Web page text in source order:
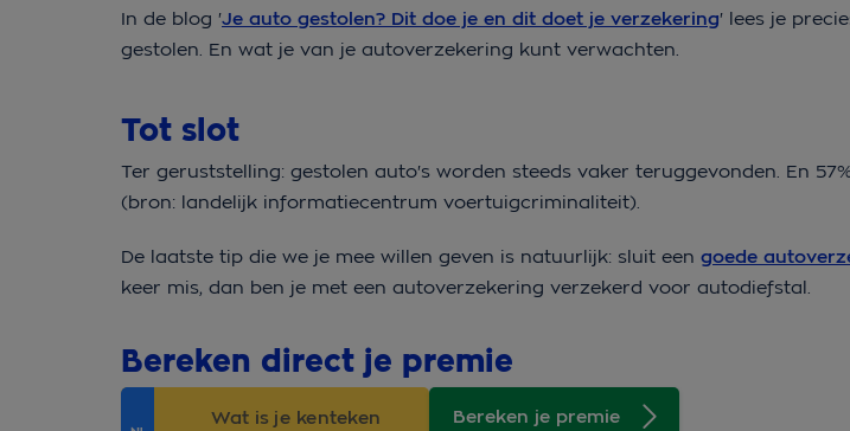
In de blog 'Je auto gestolen? Dit doe je en dit doet je verzekering' lees je
gestolen. En wat je van je autoverzekering kunt verwachten.
Tot slot
Ter geruststelling: gestolen auto's worden steeds vaker teruggevonden. En
(bron: landelijk informatiecentrum voertuigcriminaliteit).
De laatste tip die we je mee willen geven is natuurlijk: sluit een goede
keer mis, dan ben je met een autoverzekering verzekerd voor autodiefstal.
Bereken direct je premie
Bereken je premie